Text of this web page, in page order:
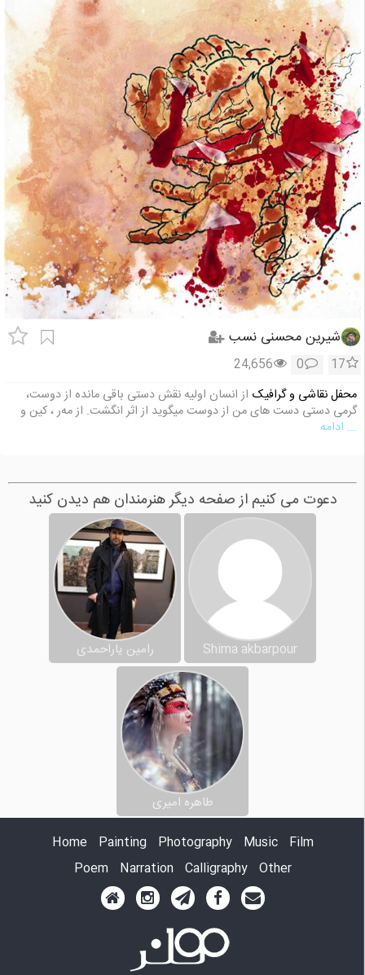
شیرین محسنی نسب
17
0
24,656
محفل نقاشی و گرافیک از انسان اولیه نقش دستی باقی مانده از دوست،
گرمی دستی دست های من از دوست میگوید از اثر انگشت. از مه‌ر ، کین و
... ادامه
دعوت می کنیم از صفحه دیگر هنرمندان هم دیدن کنید
Shima akbarpour رامین یاراحمدی
طاهره امیری
Home
Painting Photography Music
Film
Poem
Narration Calligraphy Other